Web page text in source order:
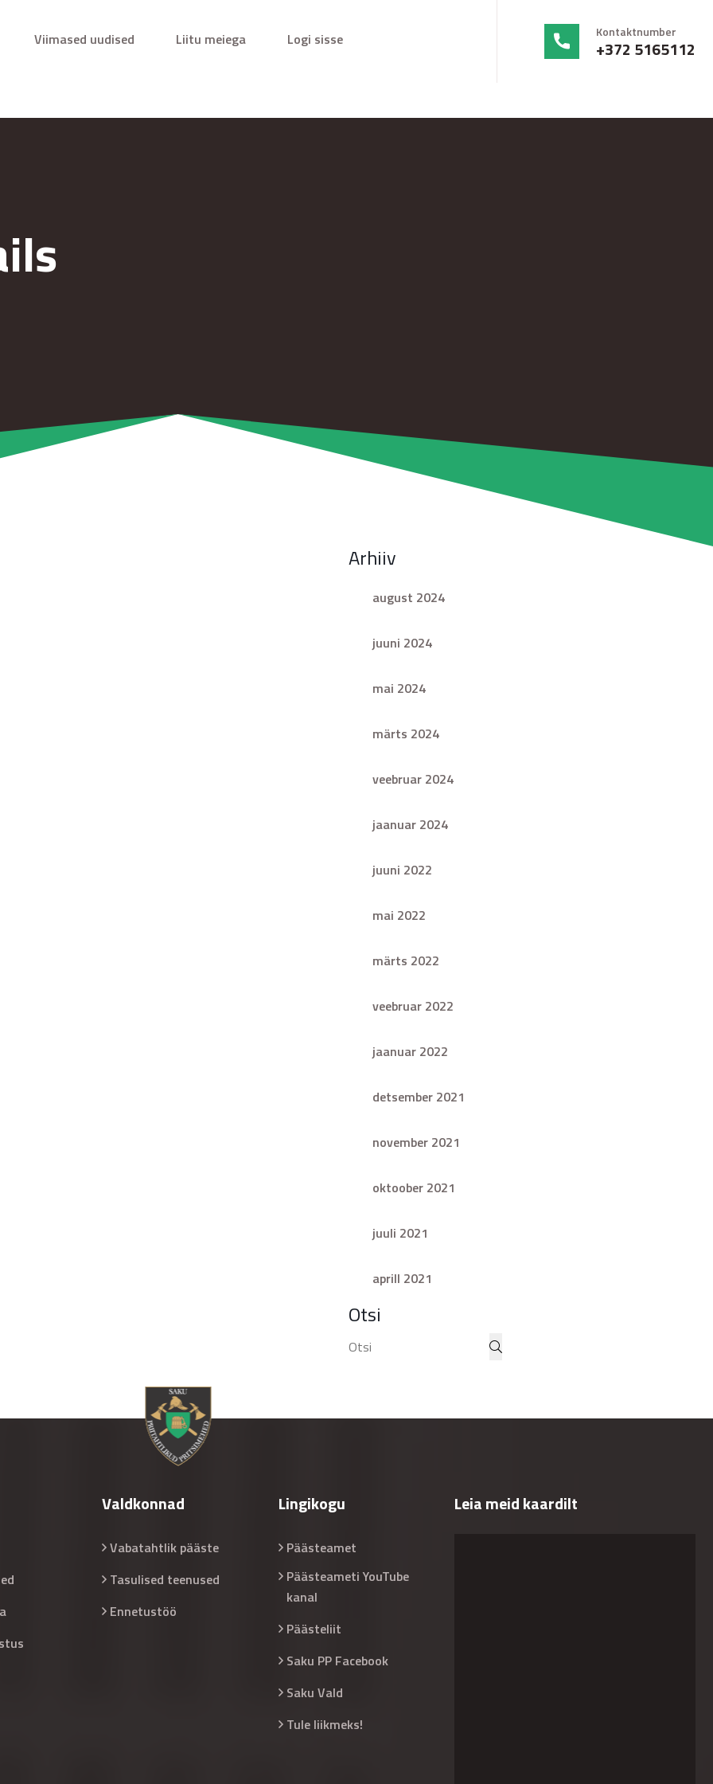
Viimased uudised Liitu meiega Logi sisse Kontaktnumber
+372 5165112
Arhiiv
august 2024
juuni 2024
mai 2024
märts 2024
veebruar 2024
jaanuar 2024
juuni 2022
mai 2022
märts 2022
veebruar 2022
jaanuar 2022
detsember 2021
november 2021
oktoober 2021
juuli 2021
aprill 2021
Otsi
Valdkonnad
Vabatahtlik pääste
Tasulised teenused
Ennetustöö
Lingikogu
Päästeamet
Päästeameti YouTube
kanal
Päästeliit
Saku PP Facebook
Saku Vald
Tule liikmeks!
Leia meid kaardilt